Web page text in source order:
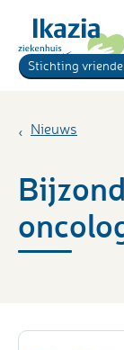
Stichting
Nieuws